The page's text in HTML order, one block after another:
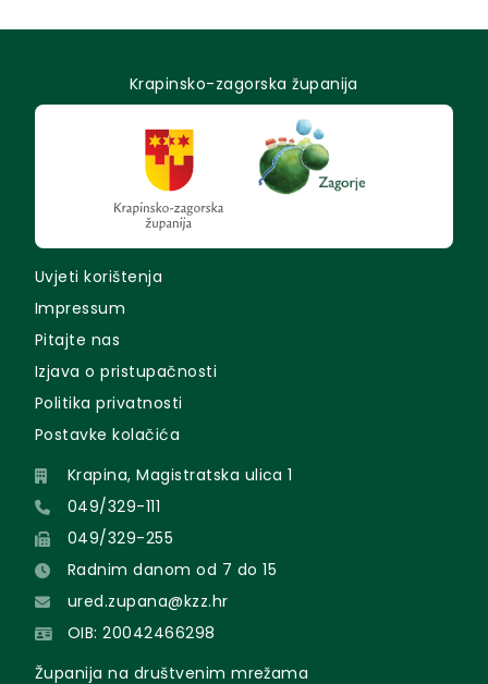
Krapinsko-zagorska županija
Uvjeti korištenja
Impressum
Pitajte nas
Izjava o pristupačnosti
Politika privatnosti
Postavke kolačića
Krapina, Magistratska ulica 1
049/329-111
049/329-255
Radnim danom od 7 do 15
ured.zupana@kzz.hr
OIB: 20042466298
Županija na društvenim mrežama